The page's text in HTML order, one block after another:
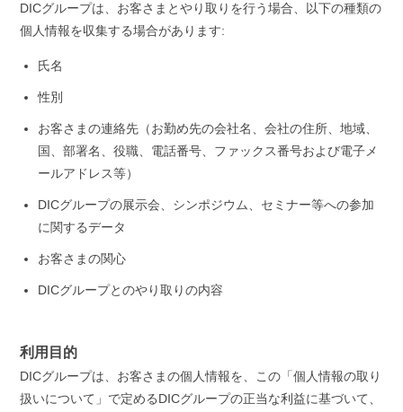
DICグループは、お客さまとやり取りを行う場合、以下の種類の
個人情報を収集する場合があります:
氏名
性別
お客さまの連絡先（お勤め先の会社名、会社の住所、地域、
国、部署名、役職、電話番号、ファックス番号および電子メ
ールアドレス等）
DICグループの展示会、シンポジウム、セミナー等への参加
に関するデータ
お客さまの関心
DICグループとのやり取りの内容
利用目的
DICグループは、お客さまの個人情報を、この「個人情報の取り
扱いについて」で定めるDICグループの正当な利益に基づいて、